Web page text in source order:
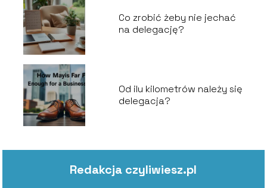
Co zrobić żeby nie jechać
na delegację?
Od ilu kilometrów należy się
delegacja?
Redakcja czyliwiesz.pl